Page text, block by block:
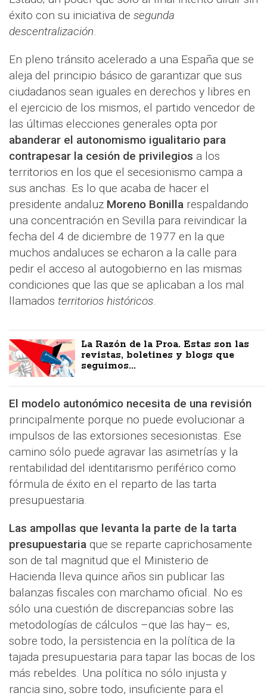
éxito con su iniciativa de segunda
descentralización.
En pleno tránsito acelerado a una España que se
aleja del principio básico de garantizar que sus
ciudadanos sean iguales en derechos y libres en
el ejercicio de los mismos, el partido vencedor de
las últimas elecciones generales opta por
abanderar el autonomismo igualitario para
contrapesar la cesión de privilegios a los
territorios en los que el secesionismo campa a
sus anchas. Es lo que acaba de hacer el
presidente andaluz Moreno Bonilla respaldando
una concentración en Sevilla para reivindicar la
fecha del 4 de diciembre de 1977 en la que
muchos andaluces se echaron a la calle para
pedir el acceso al autogobierno en las mismas
condiciones que las que se aplicaban a los mal
llamados territorios históricos.
La Razón de la Proa. Estas son las
revistas, boletines y blogs que
seguimos...
El modelo autonómico necesita de una revisión
principalmente porque no puede evolucionar a
impulsos de las extorsiones secesionistas. Ese
camino sólo puede agravar las asimetrías y la
rentabilidad del identitarismo periférico como
fórmula de éxito en el reparto de las tarta
presupuestaria.
Las ampollas que levanta la parte de la tarta
presupuestaria que se reparte caprichosamente
son de tal magnitud que el Ministerio de
Hacienda lleva quince años sin publicar las
balanzas fiscales con marchamo oficial. No es
sólo una cuestión de discrepancias sobre las
metodologías de cálculos –que las hay– es,
sobre todo, la persistencia en la política de la
tajada presupuestaria para tapar las bocas de los
más rebeldes. Una política no sólo injusta y
rancia sino, sobre todo, insuficiente para el